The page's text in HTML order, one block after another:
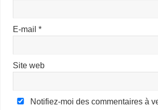
E-mail*
Site web
Notifiez-moi des commentaires à